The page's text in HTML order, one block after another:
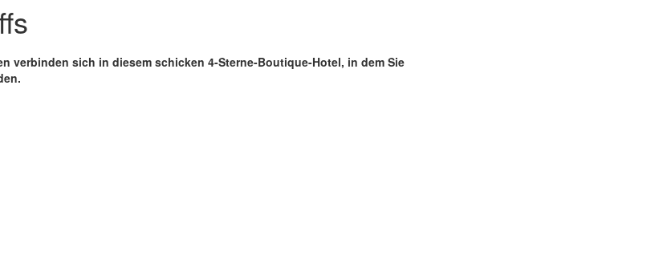
verbinden sich in diesem schicken 4-Sterne-Boutique-Hotel, in dem Sie